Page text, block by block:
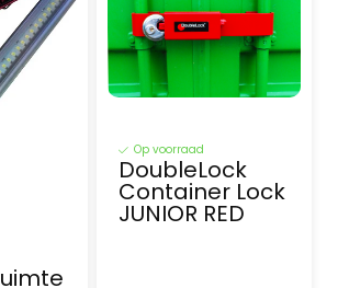
Op voorraad
DoubleLock
Container Lock
JUNIOR RED